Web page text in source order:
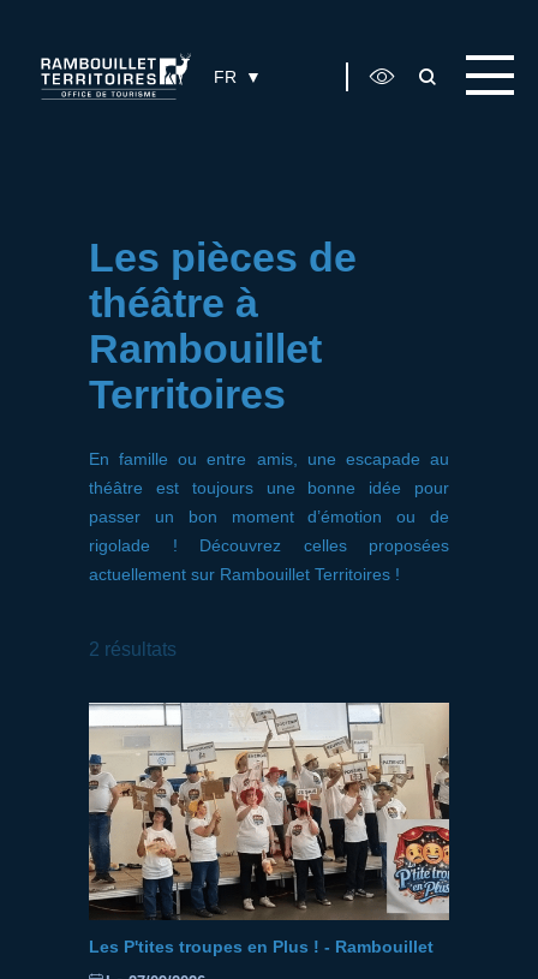
FR
Les pièces de
théâtre à
Rambouillet
Territoires
En famille ou entre amis, une escapade au
théâtre est toujours une bonne idée pour
passer un bon moment d’émotion ou de
rigolade ! Découvrez celles proposées
actuellement sur Rambouillet Territoires !
2 résultats
Les P'tites troupes en Plus ! - Rambouillet